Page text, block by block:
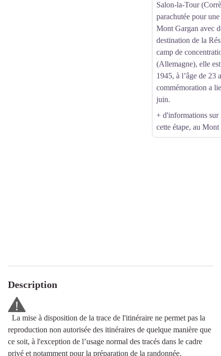
Salon-la-Tour
parachutée pour
Mont Gargan avec
destination de la
camp de
(Allemagne), elle
1945, à l’âge de 23
commémoration a
juin.
+ d'informations sur
cette étape, au
Description
La mise à disposition de la trace de l'itinéraire ne permet pas la
reproduction non autorisée des itinéraires de quelque manière que
ce soit, à l'exception de l’usage normal des tracés dans le cadre
privé et notamment pour la préparation de la randonnée.